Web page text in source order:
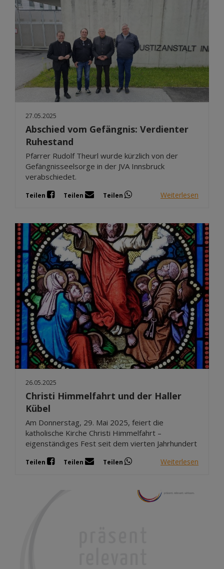
27.05.2025
Abschied vom Gefängnis: Verdienter
Ruhestand
Pfarrer Rudolf Theurl wurde kürzlich von der
Gefängnisseelsorge in der JVA Innsbruck
verabschiedet.
Teilen Teilen Teilen Weiterlesen
26.05.2025
Christi Himmelfahrt und der Haller
Kübel
Am Donnerstag, 29. Mai 2025, feiert die
katholische Kirche Christi Himmelfahrt –
eigenständiges Fest seit dem vierten Jahrhundert
Teilen Teilen Teilen Weiterlesen